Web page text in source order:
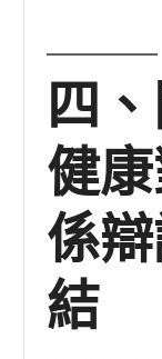
四
健
係
結